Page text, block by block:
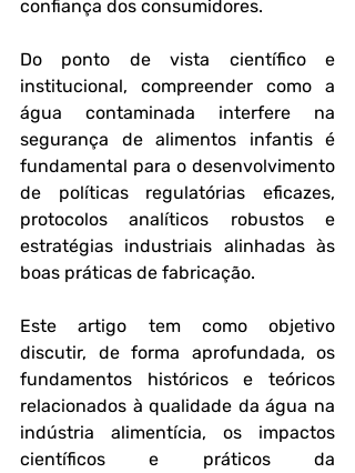
confiança dos consumidores.
Do ponto de vista científico e
institucional, compreender como a
água contaminada interfere na
segurança de alimentos infantis é
fundamental para o desenvolvimento
de políticas regulatórias eficazes,
protocolos analíticos robustos e
estratégias industriais alinhadas às
boas práticas de fabricação.
Este artigo tem como objetivo
discutir, de forma aprofundada, os
fundamentos históricos e teóricos
relacionados à qualidade da água na
indústria alimentícia, os impactos
científicos e práticos da